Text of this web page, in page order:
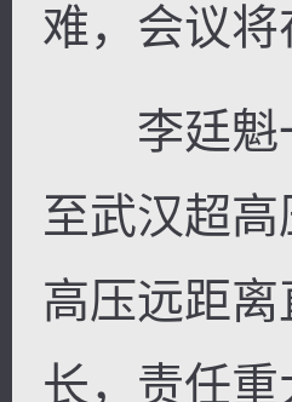
难，会议
李廷魁一
至武汉超
高压远距
长，责任